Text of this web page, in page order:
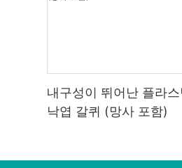
내구성이 뛰어난 플라스
낙엽 갈퀴 (망사 포함)